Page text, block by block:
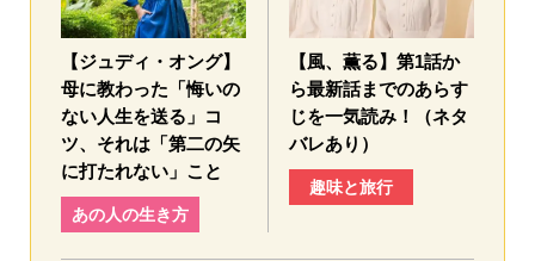
【ジュディ・オング】
母に教わった「悔いの
ない人生を送る」コ
ツ、それは「第二の矢
に打たれない」こと
あの人の生き方
【風、薫る】第1話か
ら最新話までのあらす
じを一気読み！（ネタ
バレあり）
趣味と旅行